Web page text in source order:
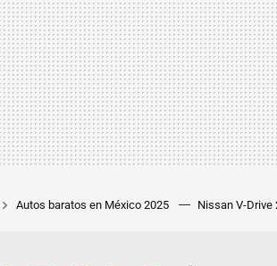
Autos baratos en México 2025 Nissan V-Drive